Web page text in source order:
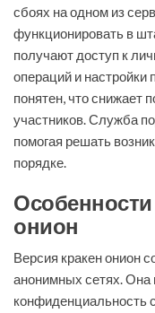
сбоях на одном из
функционировать в
получают доступ к
операций и
понятен, что снижает
участников. Служба
помогая решать
порядке.
Особенности
онион
Версия кракен онион
анонимных сетях. Она
конфиденциальность